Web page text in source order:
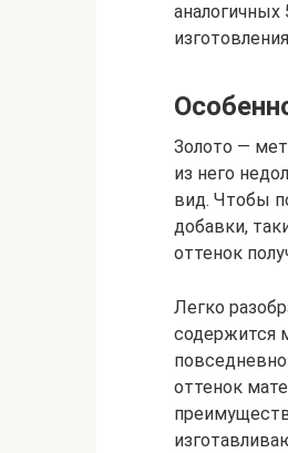
Золото —
из него
вид. Чтобы
добавки,
оттенок
Легко
содержится
оттенок